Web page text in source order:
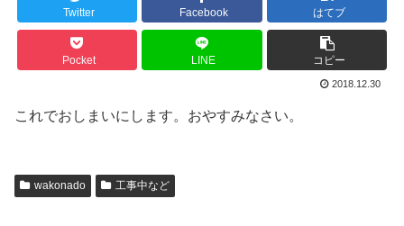
Twitter Facebook はてブ
Pocket LINE コピー
2018.12.30
これでおしまいにします。おやすみなさい。
wakonado 工事中など